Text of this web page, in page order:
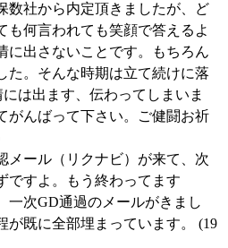
数社から内定頂きましたが、ど
も何言われても笑顔で答えるよ
に出さないことです。もちろん
た。そんな時期は立て続けに落
は出ます、伝わってしまいま
がんばって下さい。ご健闘お祈
メール（リクナビ）が来て、次
ですよ。もう終わってます
一次GD通過のメールがきまし
が既に全部埋まっています。 (19